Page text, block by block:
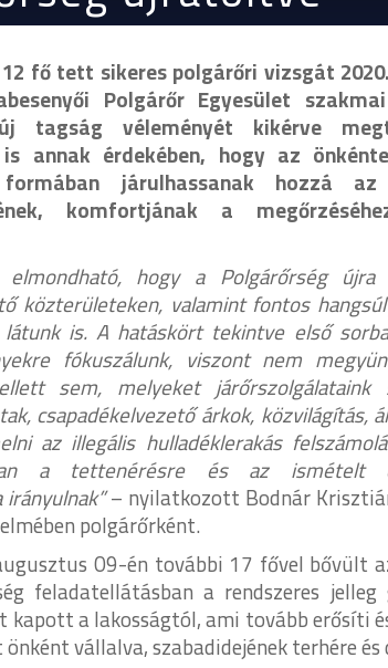
fő tett sikeres polgárőri vizsgát
Polgárőr Egyesület
tagság véleményét kikérve
annak érdekében, hogy az
formában járulhassanak hozzá
komfortjának a
elmondható, hogy a Polgárőrség
közterületeken, valamint fontos
látunk is. A hatáskört tekintve első
fókuszálunk, viszont nem
sem, melyeket
csapadékelvezető árkok,
az illegális hulladéklerakás
a tettenérésre és az ismételt
– nyilatkozott Bodnár
polgárőrként.
09-én további 17 fővel bővült
feladatellátásban a rendszeres
a lakosságtól, ami tovább erősíti
vállalva, szabadidejének terhére és